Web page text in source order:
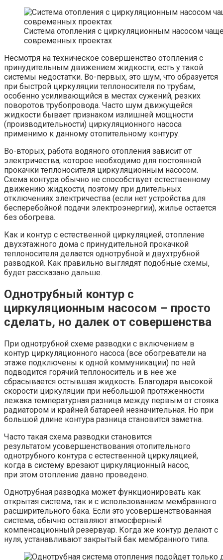
Система отопления с циркуляционным насосом
современных проектах
Несмотря на техническое совершенство отопления с
принудительным движением жидкости, есть у такой
системы недостатки. Во-первых, это шум, что образуется
при быстрой циркуляции теплоносителя по трубам,
особенно усиливающийся в местах сужений, резких
поворотов трубопровода. Часто шум движущейся
жидкости бывает признаком излишней мощности
(производительности) циркуляционного насоса
применимо к данному отопительному контуру.
Во-вторых, работа водяного отопления зависит от
электричества, которое необходимо для постоянной
прокачки теплоносителя циркуляционным насосом.
Схема контура обычно не способствует естественному
движению жидкости, поэтому при длительных
отключениях электричества (если нет устройства для
бесперебойной подачи электроэнергии), жилье остается
без обогрева.
Как и контур с естественной циркуляцией, отопление
двухэтажного дома с принудительной прокачкой
теплоносителя делается однотрубной и двухтрубной
разводкой. Как правильно выглядят подобные схемы,
будет рассказано дальше.
Однотрубный контур с
циркуляционным насосом – просто
сделать, но далек от совершенства
При однотрубной схеме разводки с включением в
контур циркуляционного насоса (все обогреватели на
этаже подключены к одной коммуникации) по ней
подводится горячий теплоноситель и в нее же
сбрасывается остывшая жидкость. Благодаря высокой
скорости циркуляции при небольшой протяженности
лежака температурная разница между первым от стояка
радиатором и крайней батареей незначительная. Но при
большой длине контура разница становится заметна.
Часто такая схема разводки становится
результатом усовершенствования отопительного
однотрубного контура с естественной циркуляцией,
когда в систему врезают циркуляционный насос,
при этом отопление давно проведено.
Однотрубная разводка может функционировать как
открытая система, так и с использованием мембранного
расширительного бака. Если это усовершенствованная
система, обычно оставляют атмосферный
компенсационный резервуар. Когда же контур делают с
нуля, устанавливают закрытый бак мембранного типа.